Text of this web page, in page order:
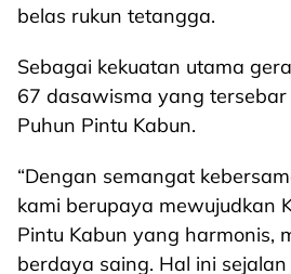
belas rukun tetangga.
Sebagai kekuatan utama
67 dasawisma yang tersebar
Puhun Pintu Kabun.
“Dengan semangat
kami berupaya mewujudkan
Pintu Kabun yang harmonis,
berdaya saing. Hal ini